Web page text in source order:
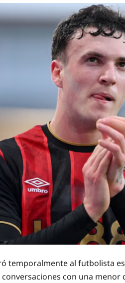
temporalmente al futbolista
con una menor